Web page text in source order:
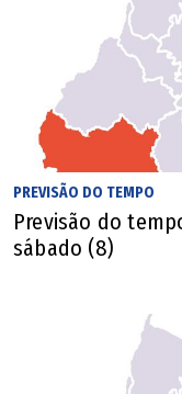
Impactos dos minerais críticos
PREVISÃO DO TEMPO
Previsão do
sábado (8)